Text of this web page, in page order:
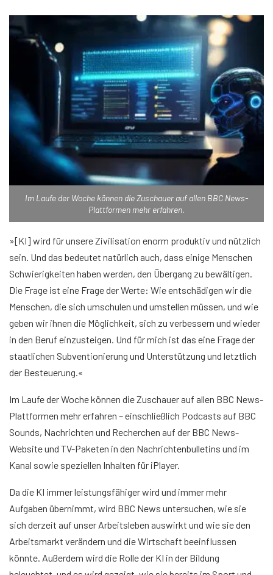
Im Laufe der Woche können die Zuschauer auf allen BBC News-
Plattformen mehr erfahren.
»[KI] wird für unsere Zivilisation enorm produktiv und nützlich
sein. Und das bedeutet natürlich auch, dass einige Menschen
Schwierigkeiten haben werden, den Übergang zu bewältigen.
Die Frage ist eine Frage der Werte: Wie entschädigen wir die
Menschen, die sich umschulen und umstellen müssen, und wie
geben wir ihnen die Möglichkeit, sich zu verbessern und wieder
in den Beruf einzusteigen. Und für mich ist das eine Frage der
staatlichen Subventionierung und Unterstützung und letztlich
der Besteuerung.«
Im Laufe der Woche können die Zuschauer auf allen BBC News-
Plattformen mehr erfahren – einschließlich Podcasts auf BBC
Sounds, Nachrichten und Recherchen auf der BBC News-
Website und TV-Paketen in den Nachrichtenbulletins und im
Kanal sowie speziellen Inhalten für iPlayer.
Da die KI immer leistungsfähiger wird und immer mehr
Aufgaben übernimmt, wird BBC News untersuchen, wie sie
sich derzeit auf unser Arbeitsleben auswirkt und wie sie den
Arbeitsmarkt verändern und die Wirtschaft beeinflussen
könnte. Außerdem wird die Rolle der KI in der Bildung